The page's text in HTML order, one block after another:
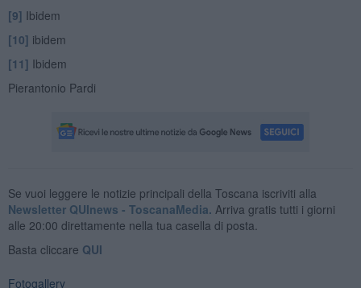
[9] Ibidem
[10] ibidem
[11] Ibidem
Pierantonio Pardi
Se vuoi leggere le notizie principali della Toscana iscriviti alla
Newsletter QUInews - ToscanaMedia. Arriva gratis tutti i giorni
alle 20:00 direttamente nella tua casella di posta.
Basta cliccare QUI
Fotogallery